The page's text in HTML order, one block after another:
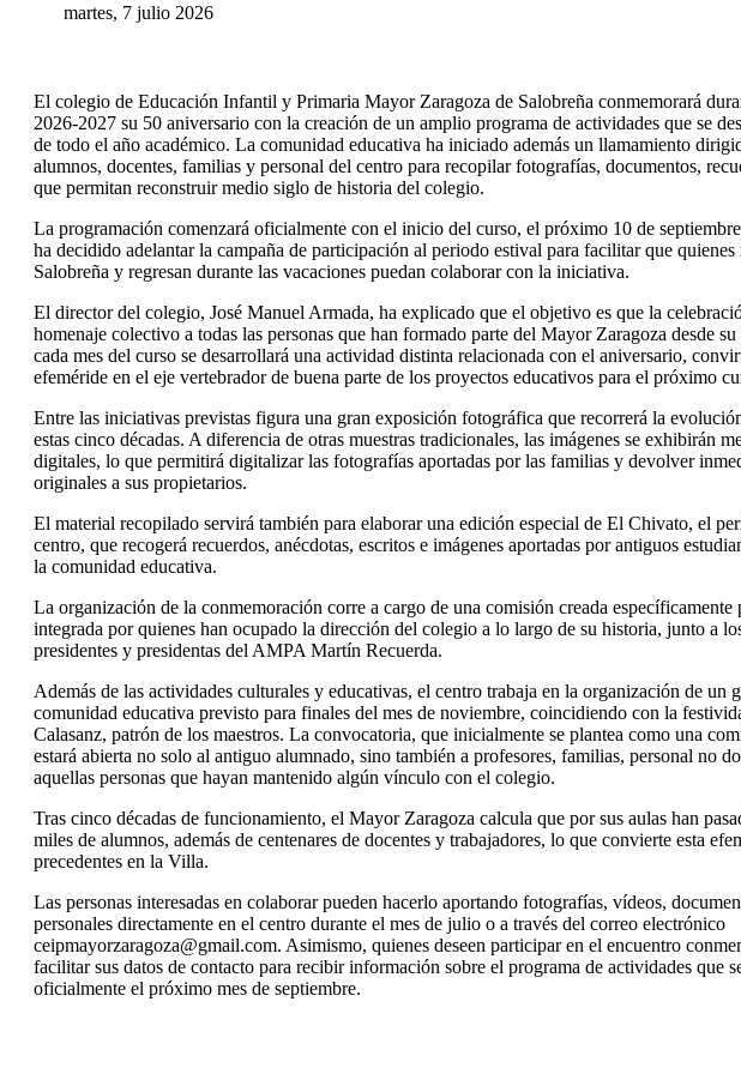
martes, 7 julio 2026
El colegio de Educación Infantil y Primaria Mayor Zaragoza de Salobreña conmemorará
2026-2027 su 50 aniversario con la creación de un amplio programa de actividades que se
de todo el año académico. La comunidad educativa ha iniciado además un llamamiento
alumnos, docentes, familias y personal del centro para recopilar fotografías, documentos,
que permitan reconstruir medio siglo de historia del colegio.
La programación comenzará oficialmente con el inicio del curso, el próximo 10 de
ha decidido adelantar la campaña de participación al periodo estival para facilitar que quienes
Salobreña y regresan durante las vacaciones puedan colaborar con la iniciativa.
El director del colegio, José Manuel Armada, ha explicado que el objetivo es que la
homenaje colectivo a todas las personas que han formado parte del Mayor Zaragoza desde
cada mes del curso se desarrollará una actividad distinta relacionada con el aniversario,
efeméride en el eje vertebrador de buena parte de los proyectos educativos para el próximo
Entre las iniciativas previstas figura una gran exposición fotográfica que recorrerá la
estas cinco décadas. A diferencia de otras muestras tradicionales, las imágenes se exhibirán
digitales, lo que permitirá digitalizar las fotografías aportadas por las familias y devolver
originales a sus propietarios.
El material recopilado servirá también para elaborar una edición especial de El Chivato, el
centro, que recogerá recuerdos, anécdotas, escritos e imágenes aportadas por antiguos
la comunidad educativa.
La organización de la conmemoración corre a cargo de una comisión creada específicamente
integrada por quienes han ocupado la dirección del colegio a lo largo de su historia, junto a
presidentes y presidentas del AMPA Martín Recuerda.
Además de las actividades culturales y educativas, el centro trabaja en la organización de un
comunidad educativa previsto para finales del mes de noviembre, coincidiendo con la
Calasanz, patrón de los maestros. La convocatoria, que inicialmente se plantea como una
estará abierta no solo al antiguo alumnado, sino también a profesores, familias, personal no
aquellas personas que hayan mantenido algún vínculo con el colegio.
Tras cinco décadas de funcionamiento, el Mayor Zaragoza calcula que por sus aulas han
miles de alumnos, además de centenares de docentes y trabajadores, lo que convierte esta
precedentes en la Villa.
Las personas interesadas en colaborar pueden hacerlo aportando fotografías, vídeos,
personales directamente en el centro durante el mes de julio o a través del correo electrónico
ceipmayorzaragoza@gmail.com. Asimismo, quienes deseen participar en el encuentro
facilitar sus datos de contacto para recibir información sobre el programa de actividades que
oficialmente el próximo mes de septiembre.